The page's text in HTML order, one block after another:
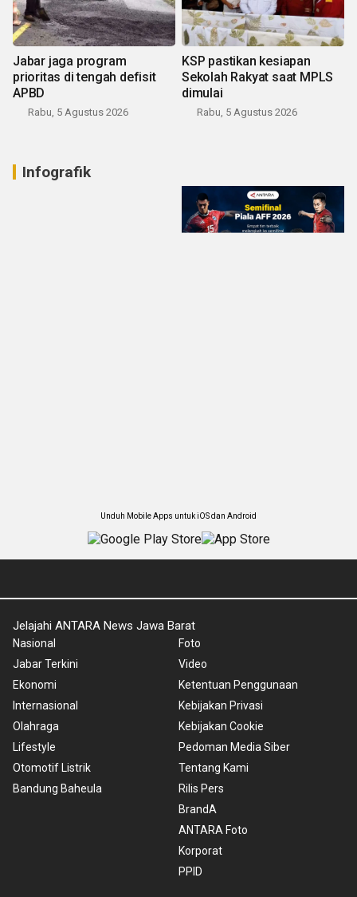
Jabar jaga program
prioritas di tengah defisit
APBD
Rabu, 5 Agustus 2026
KSP pastikan kesiapan
Sekolah Rakyat saat MPLS
dimulai
Rabu, 5 Agustus 2026
Infografik
Unduh Mobile Apps untuk iOS dan Android
Jelajahi ANTARA News Jawa Barat
Nasional
Jabar Terkini
Ekonomi
Internasional
Olahraga
Lifestyle
Otomotif Listrik
Bandung Baheula
Foto
Video
Ketentuan Penggunaan
Kebijakan Privasi
Kebijakan Cookie
Pedoman Media Siber
Tentang Kami
Rilis Pers
BrandA
ANTARA Foto
Korporat
PPID